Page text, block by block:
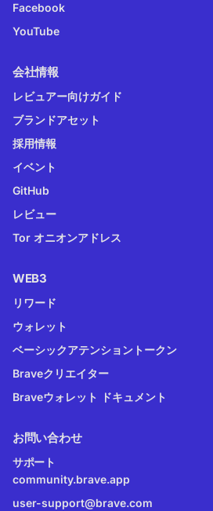
Facebook
YouTube
会社情報
レビュアー向けガイド
ブランドアセット
採用情報
イベント
GitHub
レビュー
Tor オニオンアドレス
WEB3
リワード
ウォレット
ベーシックアテンショントークン
Braveクリエイター
Braveウォレット ドキュメント
お問い合わせ
サポート
community.brave.app
user-support@brave.com